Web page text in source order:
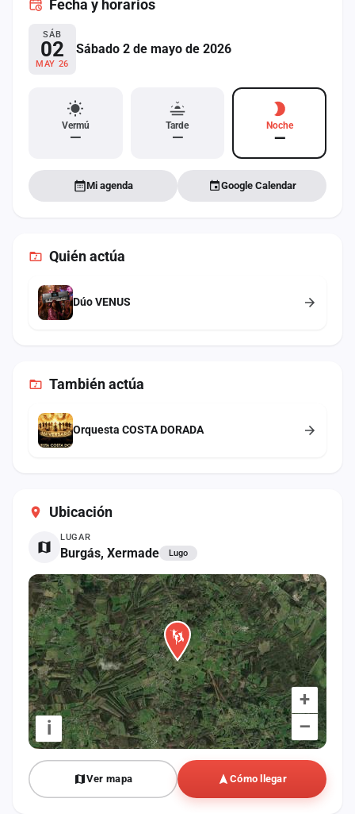
Ubicación
LUGAR
Burgás, Xermade Lugo
+
–
i
Ver mapa Cómo llegar
Fecha y horarios
SÁB
02
MAY 26
Sábado 2 de mayo de 2026
Vermú
—
Tarde
—
Noche
—
Mi agenda Google Calendar
Quién actúa
Dúo VENUS
Tambiénactúa
Orquesta COSTA DORADA
Administración
Contacto